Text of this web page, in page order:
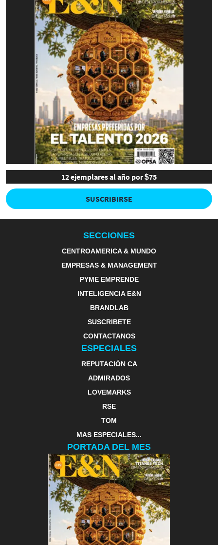
12 ejemplares al año por $75
SUSCRIBIRSE
SECCIONES
CENTROAMERICA & MUNDO
EMPRESAS & MANAGEMENT
PYME EMPRENDE
INTELIGENCIA E&N
BRANDLAB
SUSCRIBETE
CONTACTANOS
ESPECIALES
REPUTACIÓN CA
ADMIRADOS
LOVEMARKS
RSE
TOM
MAS ESPECIALES...
PORTADA DEL MES